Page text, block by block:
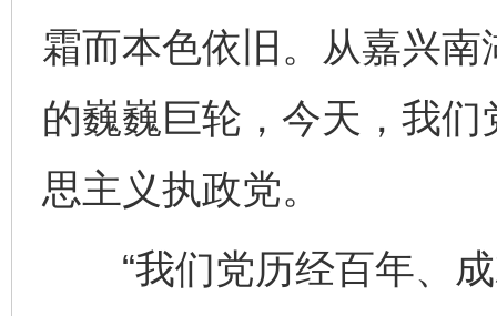
霜而本色依旧。从嘉兴
的巍巍巨轮，今天，我
思主义执政党。
“我们党历经百年、成